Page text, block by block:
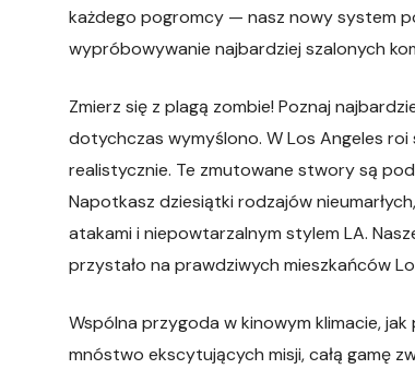
każdego pogromcy — nasz nowy system
wypróbowywanie najbardziej szalonych
Zmierz się z plagą zombie! Poznaj
dotychczas wymyślono. W Los Angeles
realistycznie. Te zmutowane stwory są
Napotkasz dziesiątki rodzajów
atakami i niepowtarzalnym stylem LA.
przystało na prawdziwych mieszkańców
Wspólna przygoda w kinowym klimacie,
mnóstwo ekscytujących misji, całą gamę